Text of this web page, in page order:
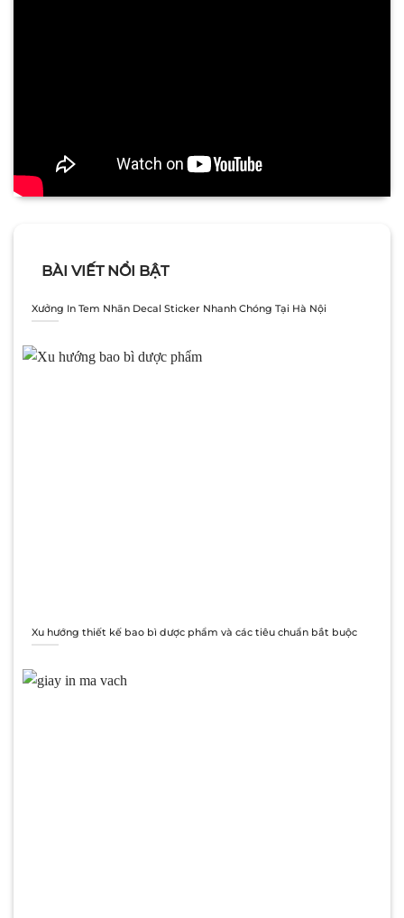
BÀI VIẾT NỔI BẬT
Xưởng In Tem Nhãn Decal Sticker Nhanh Chóng Tại Hà Nội
Xu hướng thiết kế bao bì dược phẩm và các tiêu chuẩn bắt buộc